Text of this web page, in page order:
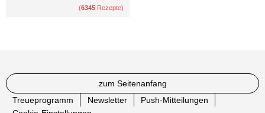
(6345 Rezepte)
zum Seitenanfang
Treueprogramm
Newsletter
Push-Mitteilungen